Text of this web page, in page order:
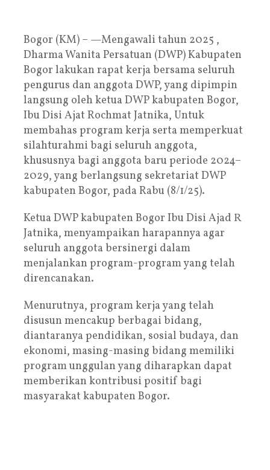
Bogor (KM) – —Mengawali tahun 2025 ,
Dharma Wanita Persatuan (DWP) Kabupaten
Bogor lakukan rapat kerja bersama seluruh
pengurus dan anggota DWP, yang dipimpin
langsung oleh ketua DWP kabupaten Bogor,
Ibu Disi Ajat Rochmat Jatnika, Untuk
membahas program kerja serta memperkuat
silahturahmi bagi seluruh anggota,
khususnya bagi anggota baru periode 2024–
2029, yang berlangsung sekretariat DWP
kabupaten Bogor, pada Rabu (8/1/25).
Ketua DWP kabupaten Bogor Ibu Disi Ajad R
Jatnika, menyampaikan harapannya agar
seluruh anggota bersinergi dalam
menjalankan program-program yang telah
direncanakan.
Menurutnya, program kerja yang telah
disusun mencakup berbagai bidang,
diantaranya pendidikan, sosial budaya, dan
ekonomi, masing-masing bidang memiliki
program unggulan yang diharapkan dapat
memberikan kontribusi positif bagi
masyarakat kabupaten Bogor.